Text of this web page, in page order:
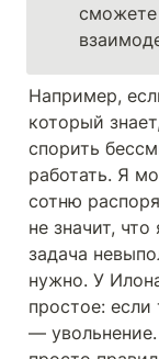
сможете
Например,
который
спорить
работать. Я
сотню
не значит,
задача
нужно. У
простое:
—